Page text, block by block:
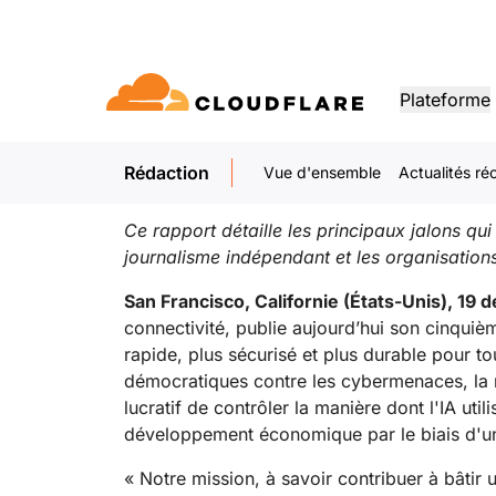
Plateforme
Enterprise
moyennes entreprises
entreprises
Moderniser la sécurité
Remplacer les VPN
Se protéger contre le phishing
Coffee
tant que service
Sécurité des applications
Protection anti-DDoS de la
couche 7
Pare-feu applicatif web
(WAF)
Sécurité des API
Gestion des bots
CDN
DNS
Routage
Load
DOCUMENTATION
développeurs
Documentation et guides
Découvrez ce que vous pouvez
développer
PRODUITS
Intelligence artificielle
AI Gateway
Observez et contrôlez les
Calcul
Journaux, indicateurs et
Workers
besoins de vos clients
Cloudflare
TYPES DE PARTENARIATS
Programme PowerUP
Développez votre activité tout
en assurant la connectivité et la
sécurité de vos clients
S'INFORMER
produits
Démos de
Bibliothèque
Guides utiles,
autres
Rédaction Vue d'ensemble Actualités
Cloudflare publie
Ce communiqué de presse est également
文
Ce rapport détaille les principaux jalons
journalisme indépendant et les
San Francisco, Californie (États-Unis), 19
connectivité, publie aujourd’hui son
rapide, plus sécurisé et plus durable pour
démocratiques contre les cybermenaces,
lucratif de contrôler la manière dont l'IA
développement économique par le biais
« Notre mission, à savoir contribuer à bâtir